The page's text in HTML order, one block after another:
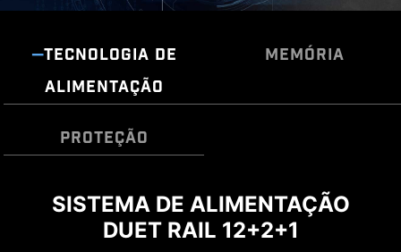
TECNOLOGIA DE
ALIMENTAÇÃO
MEMÓRIA
PROTEÇÃO
SISTEMA DE ALIMENTAÇÃO
DUET RAIL 12+2+1
COMPATÍVEL COM MEMÓRIA
DDR5 DE ALTO DESEMPENHO
SUPRESSORES DE VOLTAGEM
TRANSITÓRIA (TVS)